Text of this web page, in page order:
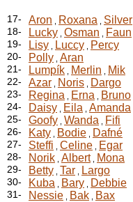
17- Aron Roxana Silver
18- Lucky Osman Faun
19- Lisy Luccy Percy
20- Polly Aran
21- Lumpík Merlin Mik
22- Azar Noris Dargo
23- Regina Erna Bruno
24- Daisy Eila Amanda
25- Goofy Wanda Fifi
26- Katy Bodie Dafné
27- Steffi Celine Egar
28- Norik Albert, Mona
29- Betty Tar Largo
30- Kuba Bary Debbie
31- Nessie Bak Bax